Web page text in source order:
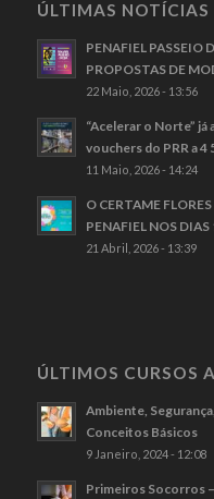
ÚLTIMAS NOTÍCIAS
PENAFIEL PASSEIO
PROPOSTAS DE
22 Maio, 2026 - 13:56
“Acelerar o Norte”
vouchers do PRR a 4
11 Maio, 2026 - 14:24
O CERTAME
PENAFIEL NOS DIAS
21 Abril, 2026 - 13:39
ÚLTIMOS CURSOS
Ambiente,
Conceitos Básicos
9 Janeiro, 2024 - 12:08
Primeiros Socorros